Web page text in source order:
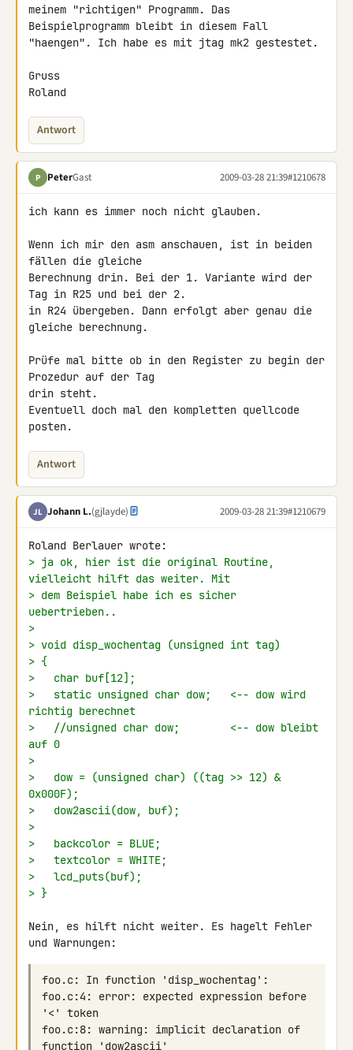
meinem "richtigen" Programm. Das
Beispielprogramm bleibt in diesem Fall
"haengen". Ich habe es mit jtag mk2 gestestet.
Gruss
Roland
Antwort
P PeterGast 2009-03-28 21:39#1210678
ich kann es immer noch nicht glauben.
Wenn ich mir den asm anschauen, ist in beiden
fällen die gleiche
Berechnung drin. Bei der 1. Variante wird der
Tag in R25 und bei der 2.
in R24 übergeben. Dann erfolgt aber genau die
gleiche berechnung.
Prüfe mal bitte ob in den Register zu begin der
Prozedur auf der Tag
drin steht.
Eventuell doch mal den kompletten quellcode
posten.
Antwort
JL Johann L.(gjlayde) 2009-03-28 21:39#1210679
> ja ok, hier ist die original Routine,
vielleicht hilft das weiter. Mit
> dem Beispiel habe ich es sicher
uebertrieben..
>
> void disp_wochentag (unsigned int tag)
> {
>   char buf[12];
>   static unsigned char dow;   <-- dow wird
richtig berechnet
>   //unsigned char dow;        <-- dow bleibt
auf 0
>
>   dow = (unsigned char) ((tag >> 12) &
0x000F);
>   dow2ascii(dow, buf);
>
>   backcolor = BLUE;
>   textcolor = WHITE;
>   lcd_puts(buf);
> }
Nein, es hilft nicht weiter. Es hagelt Fehler
foo.c:4: error: expected expression before
foo.c:8: warning: implicit declaration of